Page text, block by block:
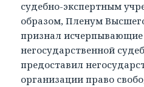
судебно-экспертным
образом, Пленум
признал
негосударственной
предоставил
организации право